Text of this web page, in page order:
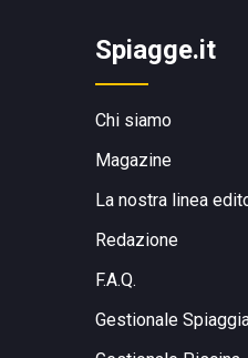
Spiagge.it
Chi siamo
Magazine
La nostra linea
Redazione
F.A.Q.
Gestionale